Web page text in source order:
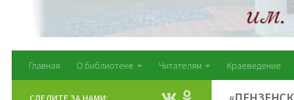
Главная О библиотеке Читателям Краеведение